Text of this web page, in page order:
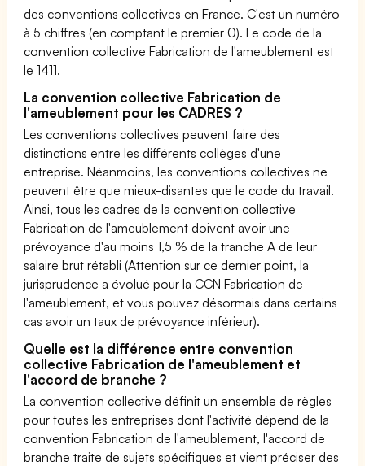
des conventions collectives en France. C'est un numéro
à 5 chiffres (en comptant le premier 0). Le code de la
convention collective Fabrication de l'ameublement est
le 1411.
La convention collective Fabrication de
l'ameublement pour les CADRES ?
Les conventions collectives peuvent faire des
distinctions entre les différents collèges d'une
entreprise. Néanmoins, les conventions collectives ne
peuvent être que mieux-disantes que le code du travail.
Ainsi, tous les cadres de la convention collective
Fabrication de l'ameublement doivent avoir une
prévoyance d'au moins 1,5 % de la tranche A de leur
salaire brut rétabli (Attention sur ce dernier point, la
jurisprudence a évolué pour la CCN Fabrication de
l'ameublement, et vous pouvez désormais dans certains
cas avoir un taux de prévoyance inférieur).
Quelle est la différence entre convention
collective Fabrication de l'ameublement et
l'accord de branche ?
La convention collective définit un ensemble de règles
pour toutes les entreprises dont l'activité dépend de la
convention Fabrication de l'ameublement, l'accord de
branche traite de sujets spécifiques et vient préciser des